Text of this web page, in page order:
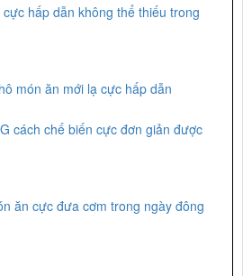
hấp dẫn không thể thiếu trong
món ăn mới lạ cực hấp dẫn
cách chế biến cực đơn giản được
ăn cực đưa cơm trong ngày đông